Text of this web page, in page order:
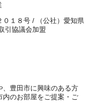
０１８号 /
（公社）愛知県
引協議会加盟
、豊田市に興味のある方
内のお部屋をご提案・ご